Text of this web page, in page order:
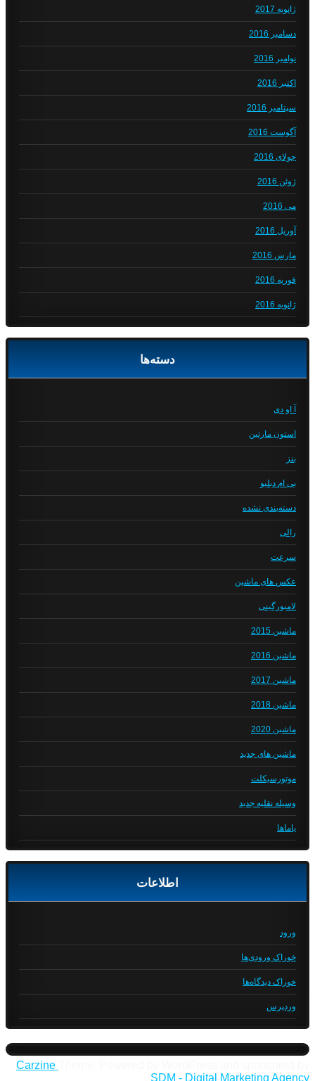
ژانویه 2017
دسامبر 2016
نوامبر 2016
اکتبر 2016
سپتامبر 2016
آگوست 2016
جولای 2016
ژوئن 2016
می 2016
آوریل 2016
مارس 2016
فوریه 2016
ژانویه 2016
دسته‌ها
آ او دی
استون مارتین
بنز
بی ام دبلیو
دسته‌بندی نشده
رالی
سرعت
عکس های ماشین
لامبورگینی
ماشین 2015
ماشین 2016
ماشین 2017
ماشین 2018
ماشین 2020
ماشین های جدید
موتورسیکلت
وسیله نقلیه جدید
یاماها
اطلاعات
ورود
خوراک ورودی‌ها
خوراک دیدگاه‌ها
وردپرس
Carzine
SDM - Digital Marketing Agency